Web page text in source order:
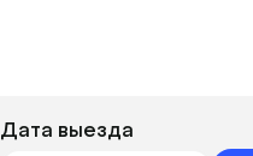
Дата выезда